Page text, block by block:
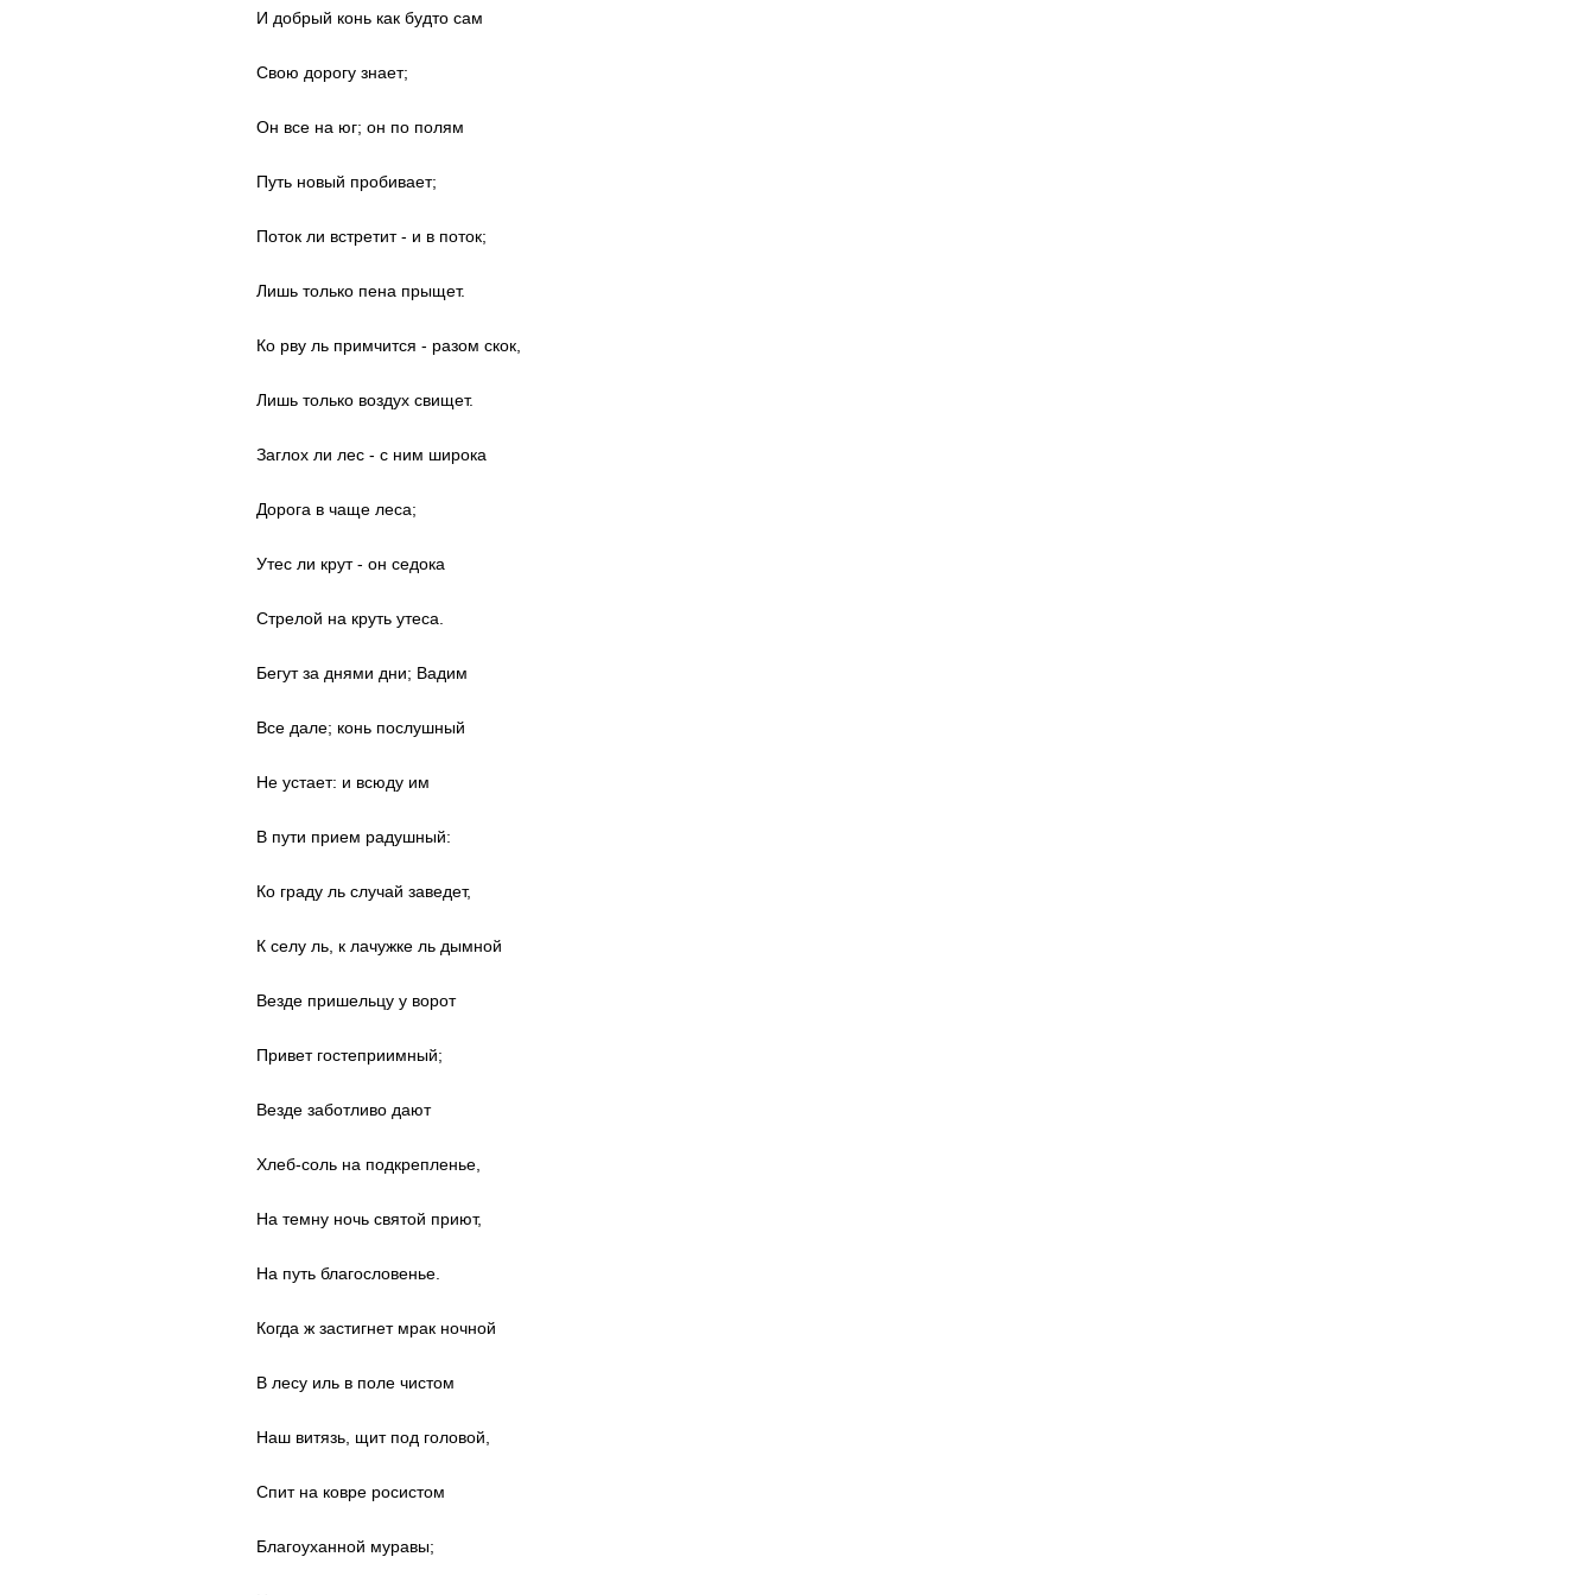
И добрый конь как будто сам
Свою дорогу знает;
Он все на юг; он по полям
Путь новый пробивает;
Поток ли встретит - и в поток;
Лишь только пена прыщет.
Ко рву ль примчится - разом скок,
Лишь только воздух свищет.
Заглох ли лес - с ним широка
Дорога в чаще леса;
Утес ли крут - он седока
Стрелой на круть утеса.
Бегут за днями дни; Вадим
Все дале; конь послушный
Не устает: и всюду им
В пути прием радушный:
Ко граду ль случай заведет,
К селу ль, к лачужке ль дымной
Везде пришельцу у ворот
Привет гостеприимный;
Везде заботливо дают
Хлеб-соль на подкрепленье,
На темну ночь святой приют,
На путь благословенье.
Когда ж застигнет мрак ночной
В лесу иль в поле чистом
Наш витязь, щит под головой,
Спит на ковре росистом
Благоуханной муравы;